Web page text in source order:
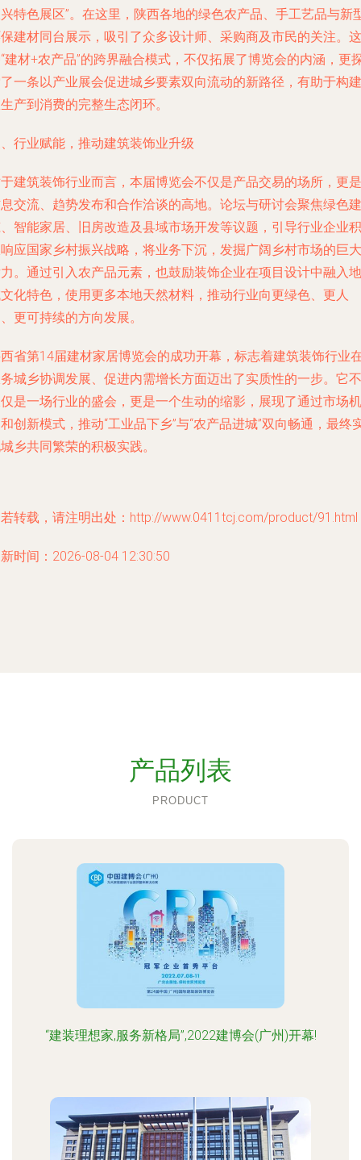
特色展区”。在这里，陕西各地的绿色农产品、手工艺品与新
建材同台展示，吸引了众多设计师、采购商及市民的关注。这
建材+农产品”的跨界融合模式，不仅拓展了博览会的内涵，更
一条以产业展会促进城乡要素双向流动的新路径，有助于构建
产到消费的完整生态闭环。
行业赋能，推动建筑装饰业升级
建筑装饰行业而言，本届博览会不仅是产品交易的场所，更是
交流、趋势发布和合作洽谈的高地。论坛与研讨会聚焦绿色建
智能家居、旧房改造及县域市场开发等议题，引导行业企业积
应国家乡村振兴战略，将业务下沉，发掘广阔乡村市场的巨大
。通过引入农产品元素，也鼓励装饰企业在项目设计中融入地
化特色，使用更多本地天然材料，推动行业向更绿色、更人
更可持续的方向发展。
省第14届建材家居博览会的成功开幕，标志着建筑装饰行业
城乡协调发展、促进内需增长方面迈出了实质性的一步。它不
是一场行业的盛会，更是一个生动的缩影，展现了通过市场机
创新模式，推动“工业品下乡”与“农产品进城”双向畅通，最终
乡共同繁荣的积极实践。
转载，请注明出处：http://www.0411tcj.com/product/91.html
时间：2026-08-04 12:30:50
产品列表
PRODUCT
“建装理想家,服务新格局”,2022建博会(广州)开幕!